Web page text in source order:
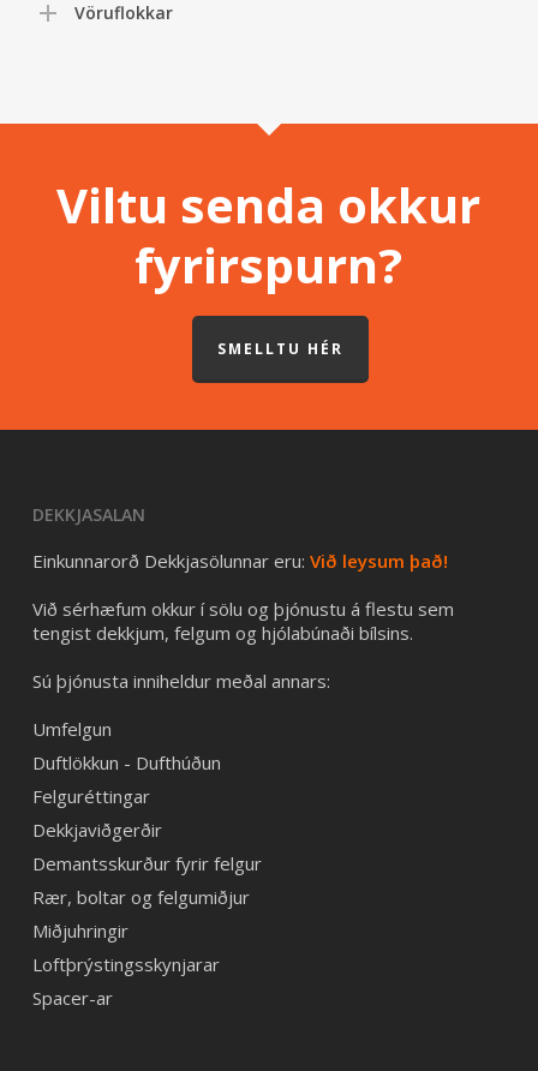
Vöruflokkar
Viltu senda okkur
fyrirspurn?
SMELLTU HÉR
DEKKJASALAN
Einkunnarorð Dekkjasölunnar eru: Við leysum það!
Við sérhæfum okkur í sölu og þjónustu á flestu sem
tengist dekkjum, felgum og hjólabúnaði bílsins.
Sú þjónusta inniheldur meðal annars:
Umfelgun
Duftlökkun - Dufthúðun
Felguréttingar
Dekkjaviðgerðir
Demantsskurður fyrir felgur
Rær, boltar og felgumiðjur
Miðjuhringir
Loftþrýstingsskynjarar
Spacer-ar